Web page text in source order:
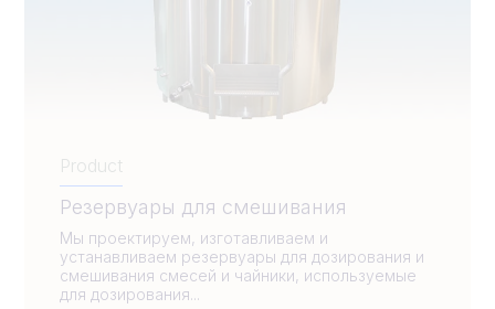
Product
Резервуары для смешивания
Мы проектируем, изготавливаем и
устанавливаем резервуары для дозирования и
смешивания смесей и чайники, используемые
для дозирования...